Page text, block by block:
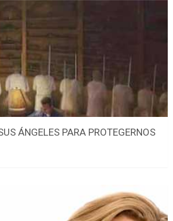
ÁNGELES PARA PROTEGERNOS